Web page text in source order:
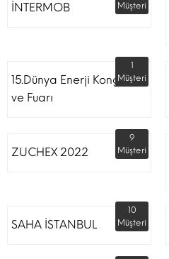
İNTERMOB
Müşteri
15.Dünya Enerji Kongresi
ve Fuarı
1
Müşteri
ZUCHEX 2022
9
Müşteri
SAHA İSTANBUL
10
Müşteri